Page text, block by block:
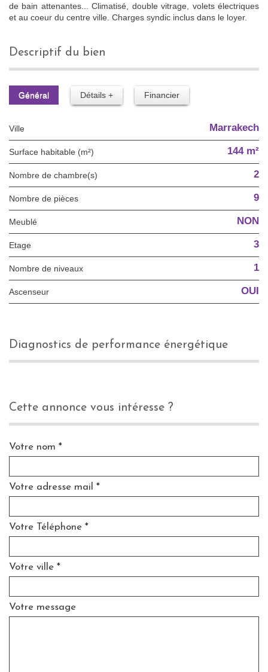
de bain attenantes... Climatisé, double vitrage, volets électriques
et au coeur du centre ville. Charges syndic inclus dans le loyer.
descriptif du bien
Général Détails + Financier
Ville Marrakech
Surface habitable (m²) 144 m²
Nombre de chambre(s) 2
Nombre de pièces 9
Meublé NON
Etage 3
Nombre de niveaux 1
Ascenseur OUI
diagnostics de performance énergétique
cette annonce vous intéresse ?
Votre nom *
Votre adresse mail *
Votre Téléphone *
Votre ville *
Votre message